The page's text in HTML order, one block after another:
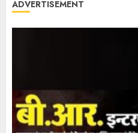
ADVERTISEMENT